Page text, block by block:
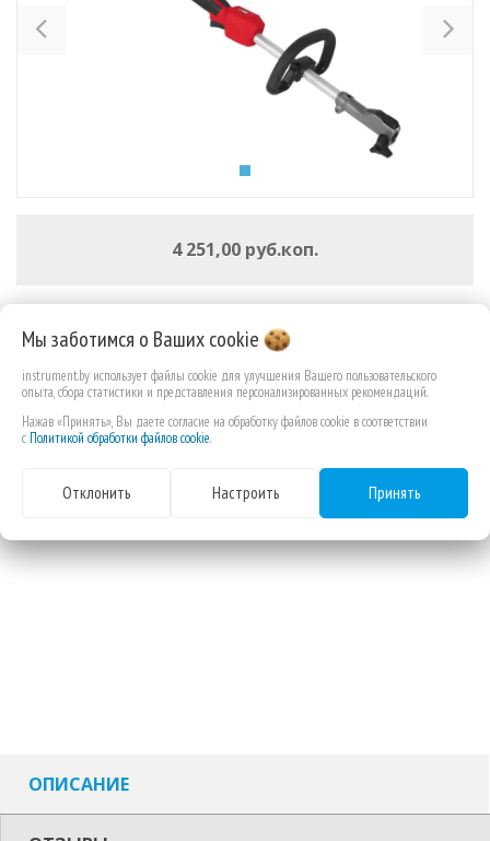
4 251,00 руб.коп.
В КОРЗИНУ
ОПИСАНИЕ
Мы заботимся о Вашихcookie
instrument.by использует файлы cookie для улучшения Вашего пользовательского
опыта, сбора статистики и представления персонализированных рекомендаций.
Нажав «Принять», Вы даете согласие на обработку файлов cookie в соответствии
с Политикой обработки файлов cookie.
Отклонить Настроить Принять